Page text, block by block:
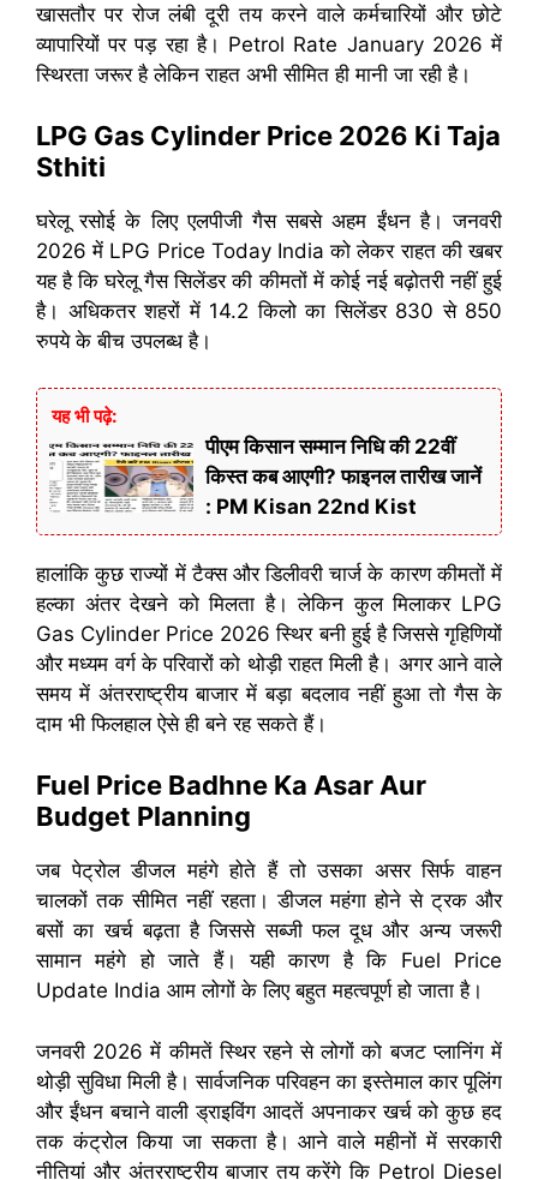
खासतौर पर रोज लंबी दूरी तय करने वाले कर्मचारियों और छोटे
व्यापारियों पर पड़ रहा है। Petrol Rate January 2026 में
स्थिरता जरूर है लेकिन राहत अभी सीमित ही मानी जा रही है।
LPG Gas Cylinder Price 2026 Ki Taja
Sthiti
घरेलू रसोई के लिए एलपीजी गैस सबसे अहम ईंधन है। जनवरी
2026 में LPG Price Today India को लेकर राहत की खबर
यह है कि घरेलू गैस सिलेंडर की कीमतों में कोई नई बढ़ोतरी नहीं हुई
है। अधिकतर शहरों में 14.2 किलो का सिलेंडर 830 से 850
रुपये के बीच उपलब्ध है।
यह भी पढ़े:
पीएम किसान सम्मान निधि की 22वीं
किस्त कब आएगी? फाइनल तारीख जानें
: PM Kisan 22nd Kist
हालांकि कुछ राज्यों में टैक्स और डिलीवरी चार्ज के कारण कीमतों में
हल्का अंतर देखने को मिलता है। लेकिन कुल मिलाकर LPG
Gas Cylinder Price 2026 स्थिर बनी हुई है जिससे गृहिणियों
और मध्यम वर्ग के परिवारों को थोड़ी राहत मिली है। अगर आने वाले
समय में अंतरराष्ट्रीय बाजार में बड़ा बदलाव नहीं हुआ तो गैस के
दाम भी फिलहाल ऐसे ही बने रह सकते हैं।
Fuel Price Badhne Ka Asar Aur
Budget Planning
जब पेट्रोल डीजल महंगे होते हैं तो उसका असर सिर्फ वाहन
चालकों तक सीमित नहीं रहता। डीजल महंगा होने से ट्रक और
बसों का खर्च बढ़ता है जिससे सब्जी फल दूध और अन्य जरूरी
सामान महंगे हो जाते हैं। यही कारण है कि Fuel Price
Update India आम लोगों के लिए बहुत महत्वपूर्ण हो जाता है।
जनवरी 2026 में कीमतें स्थिर रहने से लोगों को बजट प्लानिंग में
थोड़ी सुविधा मिली है। सार्वजनिक परिवहन का इस्तेमाल कार पूलिंग
और ईंधन बचाने वाली ड्राइविंग आदतें अपनाकर खर्च को कुछ हद
तक कंट्रोल किया जा सकता है। आने वाले महीनों में सरकारी
नीतियां और अंतरराष्ट्रीय बाजार तय करेंगे कि Petrol Diesel